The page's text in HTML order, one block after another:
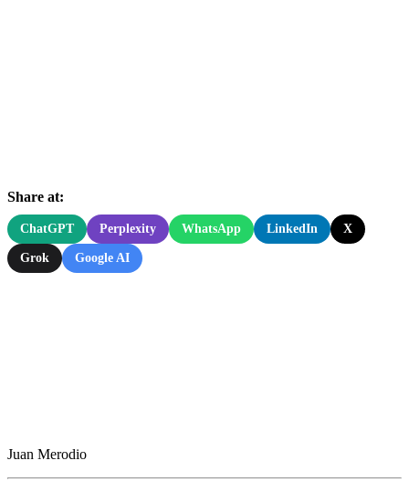
Share at:
ChatGPT Perplexity WhatsApp LinkedIn X
Grok Google AI
Juan Merodio